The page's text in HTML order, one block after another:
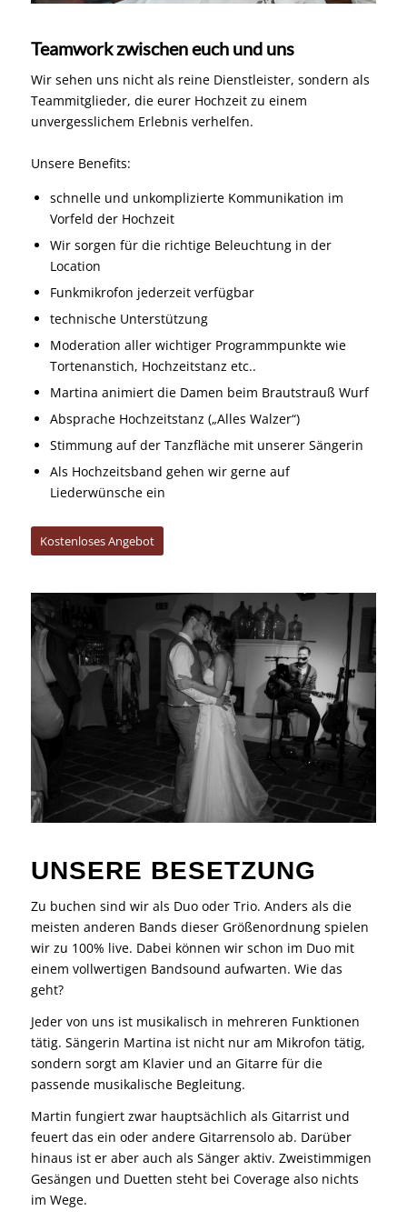
Teamwork zwischen euch und uns
Wir sehen uns nicht als reine Dienstleister, sondern als
Teammitglieder, die eurer Hochzeit zu einem
unvergesslichem Erlebnis verhelfen.
Unsere Benefits:
schnelle und unkomplizierte Kommunikation im
Vorfeld der Hochzeit
Wir sorgen für die richtige Beleuchtung in der
Location
Funkmikrofon jederzeit verfügbar
technische Unterstützung
Moderation aller wichtiger Programmpunkte wie
Tortenanstich, Hochzeitstanz etc..
Martina animiert die Damen beim Brautstrauß Wurf
Absprache Hochzeitstanz („Alles Walzer“)
Stimmung auf der Tanzfläche mit unserer Sängerin
Als Hochzeitsband gehen wir gerne auf
Liederwünsche ein
Kostenloses Angebot
UNSERE BESETZUNG
Zu buchen sind wir als Duo oder Trio. Anders als die
meisten anderen Bands dieser Größenordnung spielen
wir zu 100% live. Dabei können wir schon im Duo mit
einem vollwertigen Bandsound aufwarten. Wie das
geht?
Jeder von uns ist musikalisch in mehreren Funktionen
tätig. Sängerin Martina ist nicht nur am Mikrofon tätig,
sondern sorgt am Klavier und an Gitarre für die
passende musikalische Begleitung.
Martin fungiert zwar hauptsächlich als Gitarrist und
feuert das ein oder andere Gitarrensolo ab. Darüber
hinaus ist er aber auch als Sänger aktiv. Zweistimmigen
Gesängen und Duetten steht bei Coverage also nichts
im Wege.